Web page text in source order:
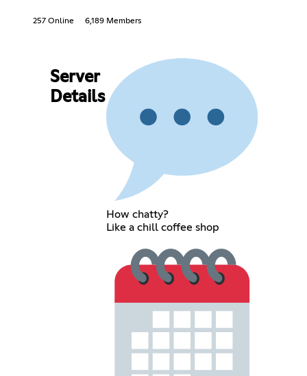
257 Online 6,189 Members
Server
Details
How chatty?
Like a chill coffee shop